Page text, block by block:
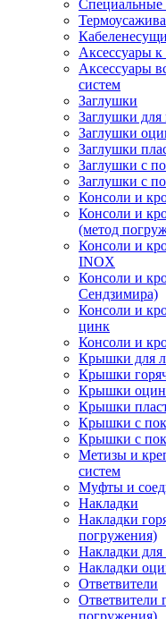
Специальные
Аксессуары
Аксессуары
систем
Заглушки
Заглушки для
Заглушки
Заглушки
Заглушки с
Заглушки с
Консоли и
Консоли и
(метод
Консоли и
INOX
Консоли и
Сендзимира)
Консоли и
цинк
Консоли и
Крышки для
Крышки
Крышки
Крышки
Крышки с
Крышки с
Метизы и
систем
Муфты и
Накладки
Накладки
погружения)
Накладки для
Накладки
Ответвители
Ответвители
погружения)